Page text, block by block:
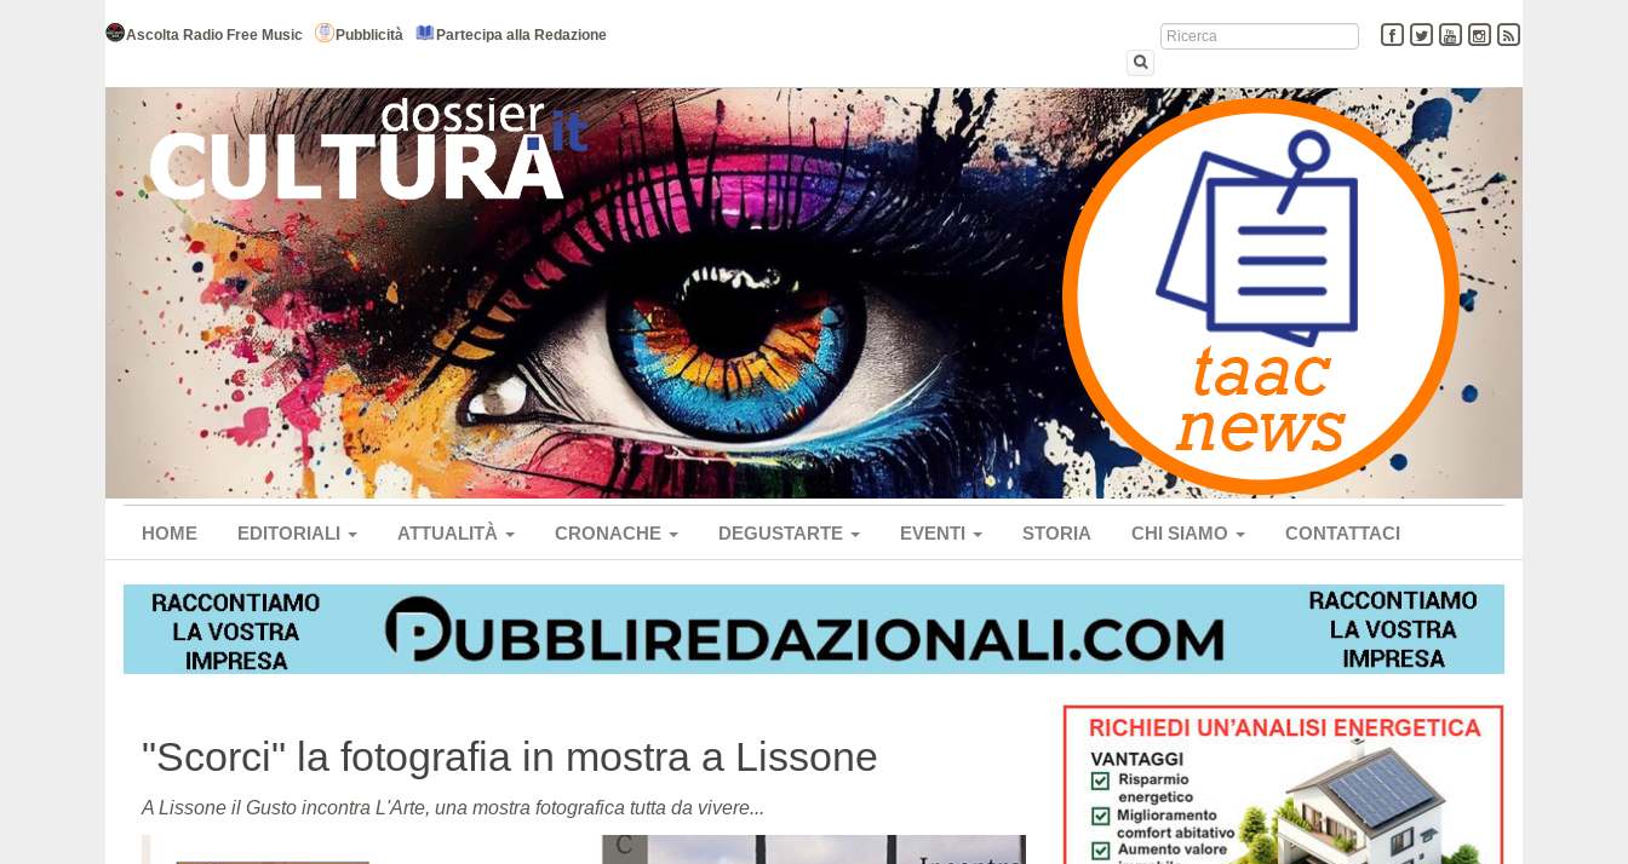
Ascolta Radio Free Music Pubblicità Partecipa alla Redazione
HOME EDITORIALI ATTUALITÀ CRONACHE DEGUSTARTE EVENTI STORIA CHI SIAMO CONTATTACI
"Scorci" la fotografia in mostra a Lissone
A Lissone il Gusto incontra L'Arte, una mostra fotografica tutta da vivere...